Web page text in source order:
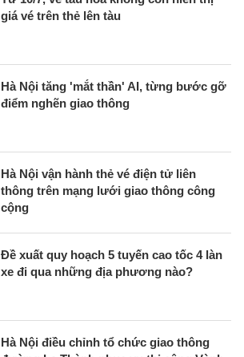
giá vé trên thẻ lên tàu
Hà Nội tăng 'mắt thần' AI, từng bước gỡ
điểm nghẽn giao thông
Hà Nội vận hành thẻ vé điện tử liên
thông trên mạng lưới giao thông công
cộng
Đề xuất quy hoạch 5 tuyến cao tốc 4 làn
xe đi qua những địa phương nào?
Hà Nội điều chỉnh tổ chức giao thông